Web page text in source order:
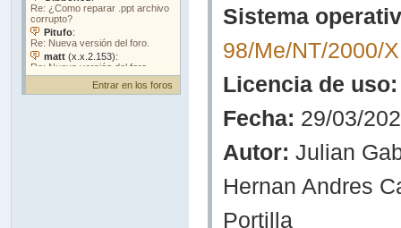
Entrar en los foros
Sistema
98/Me/NT/2000/
Licencia de uso:
Fecha: 29/03/
Autor: Julian
Hernan Andres
Portilla